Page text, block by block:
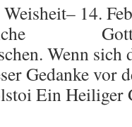
14.
Wenn sich
Gedanke vor
Ein